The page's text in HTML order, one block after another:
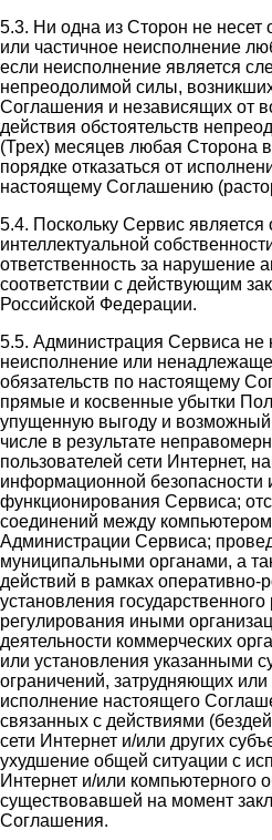
5.3. Ни одна из Сторон не несет
или частичное неисполнение
если неисполнение является
непреодолимой силы,
Соглашения и независящих от
действия обстоятельств
(Трех) месяцев любая Сторона
порядке отказаться от
настоящему Соглашению
5.4. Поскольку Сервис является
интеллектуальной
ответственность за нарушение
соответствии с действующим
Российской Федерации.
5.5. Администрация Сервиса не
неисполнение или
обязательств по настоящему
прямые и косвенные убытки
упущенную выгоду и
числе в результате
пользователей сети Интернет,
информационной безопасности
функционирования Сервиса;
соединений между
Администрации Сервиса;
муниципальными органами, а
действий в рамках оперативно-
установления
регулирования иными
деятельности коммерческих
или установления указанными
ограничений, затрудняющих
исполнение настоящего
связанных с действиями
сети Интернет и/или других
ухудшение общей ситуации с
Интернет и/или компьютерного
существовавшей на момент
Соглашения.